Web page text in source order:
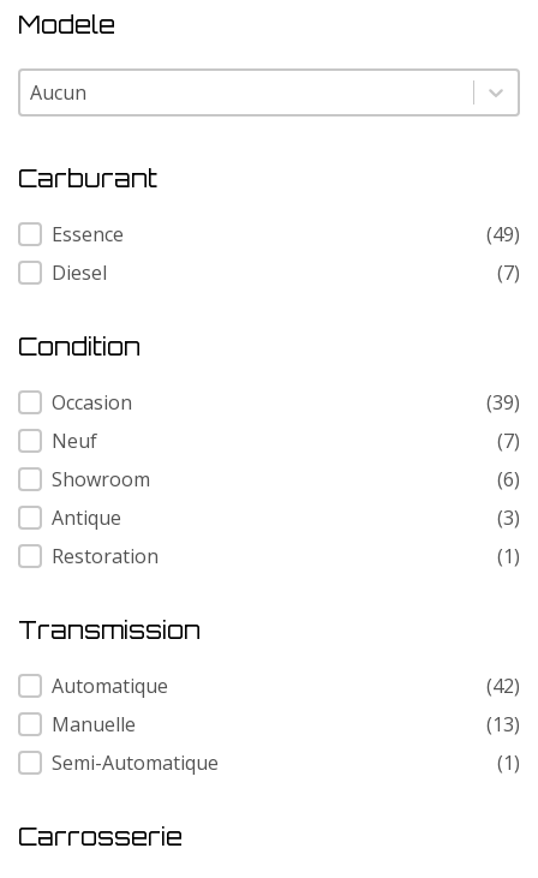
Modele
Modele
Modele
Carburant
Carburant
Essence
(49)
Diesel
(7)
Condition
Condition
Occasion
(39)
Neuf
(7)
Showroom
(6)
Antique
(3)
Restoration
(1)
Transmission
Transmission
Automatique
(42)
Manuelle
(13)
Semi-Automatique
(1)
Carrosserie